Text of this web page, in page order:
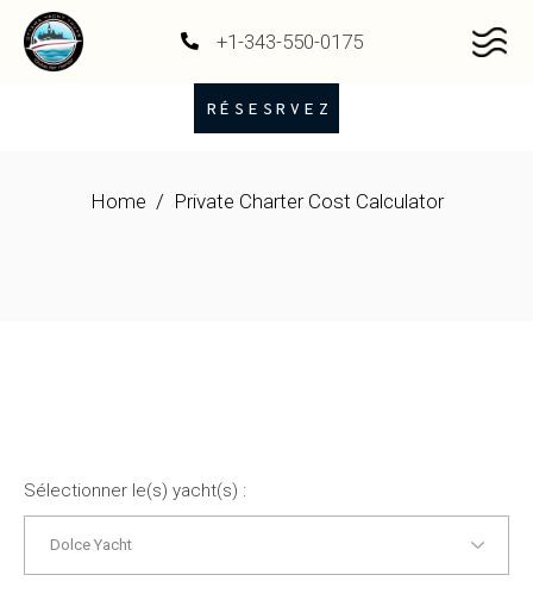
+1-343-550-0175
RÉSESRVEZ
Home Private Charter Cost Calculator
Sélectionner le(s) yacht(s) :